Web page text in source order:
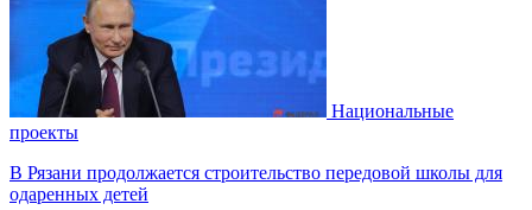
Национальные
проекты
В Рязани продолжается строительство передовой школы для
одаренных детей